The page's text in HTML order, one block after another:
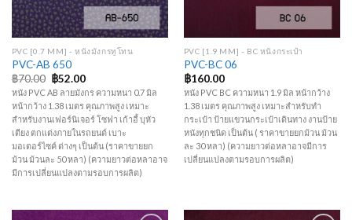
PVC [0.7 MM] - หนังมังกรทูโทน
PVC-AB 650
฿70.00 ฿52.00
หนัง PVC AB ลายมังกร ความหนา 0.7 มิล
หน้ากว้าง 1.38 เมตร คุณภาพสูง เหมาะ
สำหรับงานเฟอร์นิเจอร์ โซฟา เก้าอี้ บุหัว
เตียง ตกแต่งภายในรถยนต์ เบาะ
มอเตอร์ไซค์ ต่างๆ เป็นต้น (ราคาขายยก
ม้วน ม้วนละ 50 หลา) (ความยาวต่อหลาอาจ
มีการเปลี่ยนแปลงตามรอบการผลิต)
PVC [1.9 MM] - BC หนังกระเป๋า
PVC-BC 06
฿160.00
หนัง PVC BC ความหนา 1.9 มิล หน้ากว้าง
1.38 เมตร คุณภาพสูง เหมาะสำหรับทำ
กระเป๋า ป้ายแขวนกระเป๋าเดินทาง งานป้าย
หนังทุกชนิด เป็นต้น ( ราคาขายยกม้วน ม้วน
ละ 30 หลา) (ความยาวต่อหลาอาจมีการ
เปลี่ยนแปลงตามรอบการผลิต)